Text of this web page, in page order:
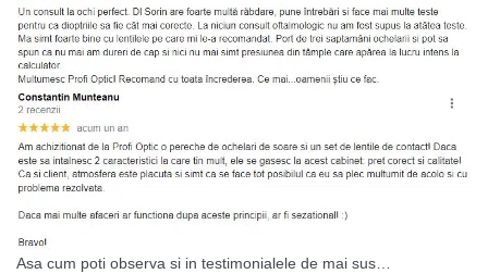
Asa cum poti observa si in testimonialele de mai sus…